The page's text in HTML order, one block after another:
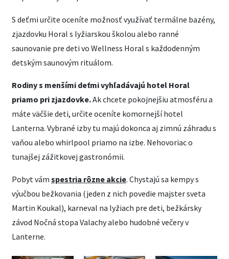
S deťmi určite oceníte možnosť využívať termálne bazény,
zjazdovku Horal s lyžiarskou školou alebo ranné
saunovanie pre deti vo Wellness Horal s každodenným
detským saunovým rituálom.
Rodiny s menšími deťmi vyhľadávajú hotel Horal
priamo pri zjazdovke.Ak chcete pokojnejšiu atmosféru a
máte väčšie deti, určite oceníte komornejší hotel
Lanterna. Vybrané izby tu majú dokonca aj zimnú záhradu s
vaňou alebo whirlpool priamo na izbe. Nehovoriac o
tunajšej zážitkovej gastronómii.
Pobyt vám spestria rôzne akcie. Chystajú sa kempy s
výučbou bežkovania (jeden z nich povedie majster sveta
Martin Koukal), karneval na lyžiach pre deti, bežkársky
závod Nočná stopa Valachy alebo hudobné večery v
Lanterne.